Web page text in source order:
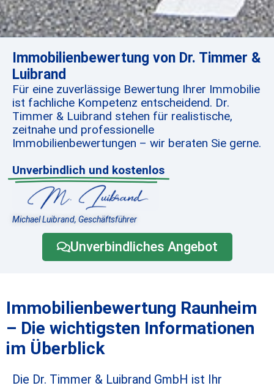
Immobilienbewertung von Dr. Timmer &
Luibrand
Für eine zuverlässige Bewertung Ihrer Immobilie
ist fachliche Kompetenz entscheidend. Dr.
Timmer & Luibrand stehen für realistische,
zeitnahe und professionelle
Immobilienbewertungen – wir beraten Sie gerne.
Unverbindlich und kostenlos
Michael Luibrand, Geschäftsführer
Unverbindliches Angebot
Immobilienbewertung Raunheim
– Die wichtigsten Informationen
im Überblick
Die Dr. Timmer & Luibrand GmbH ist Ihr